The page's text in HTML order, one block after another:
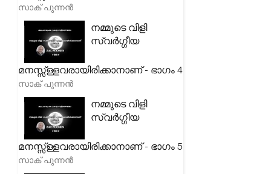
സാക് പുന്നൻ
നമ്മുടെ വിളി
സ്വർഗ്ഗീയ
മനസ്സ്ള്ളവരായിരിക്കാനാണ് - ഭാഗം 4
സാക് പുന്നൻ
നമ്മുടെ വിളി
സ്വർഗ്ഗീയ
മനസ്സ്ള്ളവരായിരിക്കാനാണ് - ഭാഗം 5
സാക് പുന്നൻ